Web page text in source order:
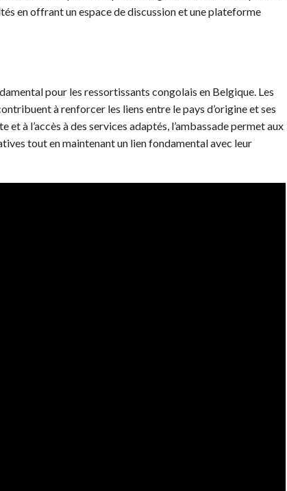
en offrant un espace de discussion et une plateforme
pour les ressortissants congolais en Belgique. Les
à renforcer les liens entre le pays d’origine et ses
à l’accès à des services adaptés, l’ambassade permet aux
tout en maintenant un lien fondamental avec leur